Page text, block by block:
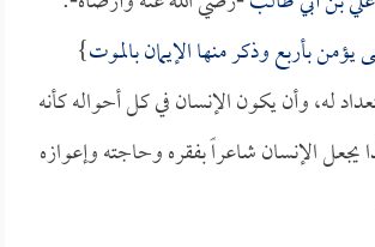
بأربع وذكر منها الإيمان بالموت}
له، وأن يكون الإنسان في كل أحواله كأنه
يجعل الإنسان شاعراً بفقره وحاجته وإعوازه